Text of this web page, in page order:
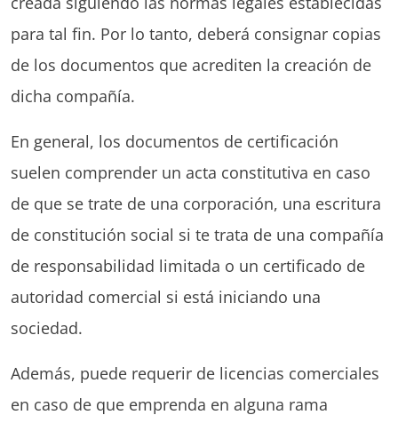
para tal fin. Por lo tanto, deberá consignar copias
de los documentos que acrediten la creación de
dicha compañía.
En general, los documentos de certificación
suelen comprender un acta constitutiva en caso
de que se trate de una corporación, una escritura
de constitución social si te trata de una compañía
de responsabilidad limitada o un certificado de
autoridad comercial si está iniciando una
sociedad.
Además, puede requerir de licencias comerciales
en caso de que emprenda en alguna rama